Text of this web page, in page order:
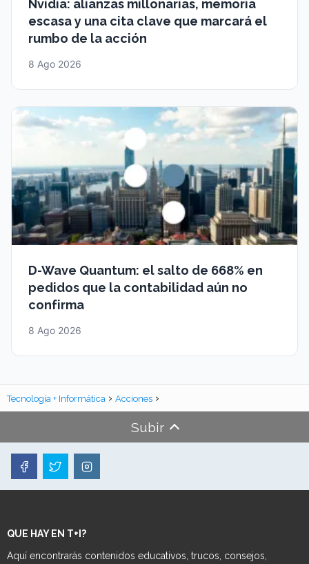
Nvidia: alianzas millonarias, memoria
escasa y una cita clave que marcará el
rumbo de la acción
8 Ago 2026
D-Wave Quantum: el salto de 668% en
pedidos que la contabilidad aún no
confirma
8 Ago 2026
Tecnología + Informática Acciones
Subir
QUE HAY EN T+I?
Aquí encontrarás contenidos educativos, trucos, consejos,